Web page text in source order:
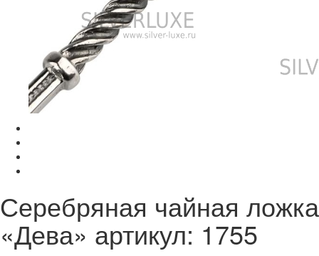
Серебряная чайная ложка
«Дева» артикул: 1755